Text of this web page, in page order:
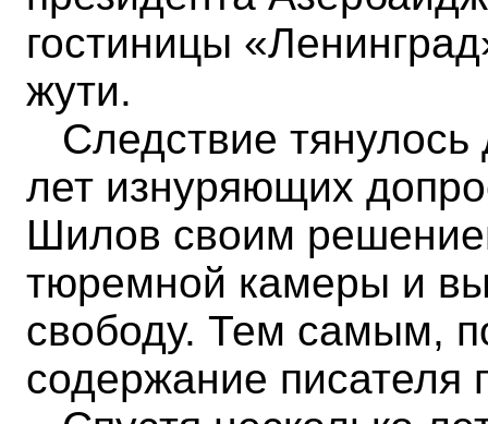
гостиницы
жути.
Следствие тянулось
лет изнуряющих
Шилов своим
тюремной камеры и
свободу. Тем самым,
содержание писателя